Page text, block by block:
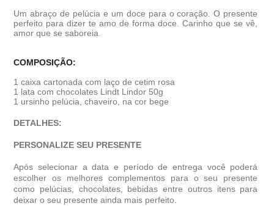
Um abraço de pelúcia e um doce para o coração. O presente
perfeito para dizer te amo de forma doce. Carinho que se vê,
amor que se saboreia.
COMPOSIÇÃO:
1 caixa cartonada com laço de cetim rosa
1 lata com chocolates Lindt Lindor 50g
1 ursinho pelúcia, chaveiro, na cor bege
DETALHES:
PERSONALIZE SEU PRESENTE
Após selecionar a data e período de entrega você poder
escolher os melhores complementos para o seu presente
como pelúcias, chocolates, bebidas entre outros itens para
deixar o seu presente ainda mais perfeito.